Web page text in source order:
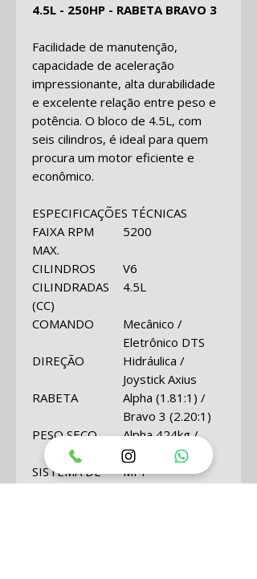
4.5L - 250HP - RABETA BRAVO 3
Facilidade de manutenção,
capacidade de aceleração
impressionante, alta durabilidade
e excelente relação entre peso e
potência. O bloco de 4.5L, com
seis cilindros, é ideal para quem
procura um motor eficiente e
econômico.
ESPECIFICAÇÕES TÉCNICAS
FAIXA RPM
MAX.
5200
CILINDROS
V6
CILINDRADAS
(CC)
4.5L
COMANDO
Mecânico /
Eletrônico DTS
DIREÇÃO
Hidráulica /
Joystick Axius
RABETA
Alpha (1.81:1) /
Bravo 3 (2.20:1)
PESO SECO
Alpha 424kg /
Bravo 462kg
SISTEMA DE
MPI